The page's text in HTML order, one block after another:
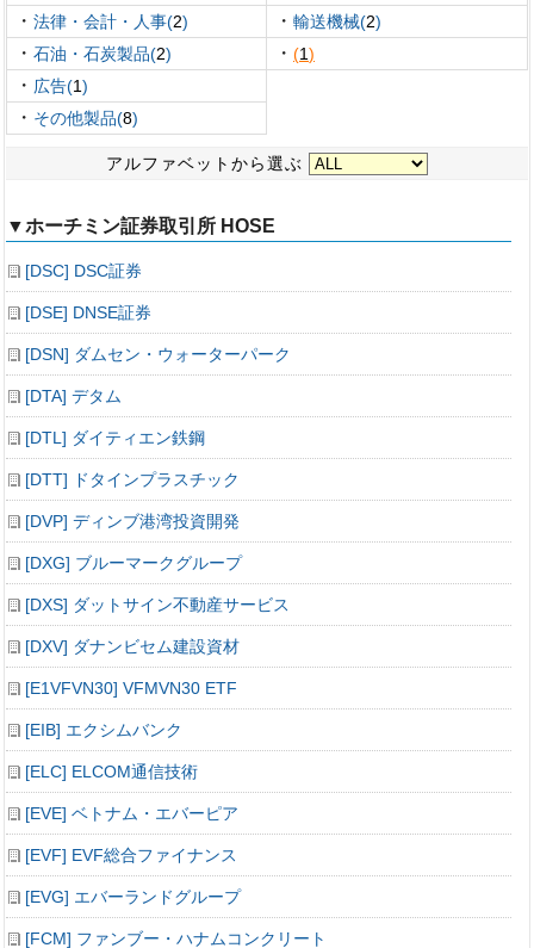
・ 法律・会計・人事(2) ・ 輸送機械(2)
・ 石油・石炭製品(2) ・ (1)
・ 広告(1)
・ その他製品(8)
アルファベットから選ぶ
▼ホーチミン証券取引所 HOSE
[DSC] DSC証券
[DSE] DNSE証券
[DSN] ダムセン・ウォーターパーク
[DTA] デタム
[DTL] ダイティエン鉄鋼
[DTT] ドタインプラスチック
[DVP] ディンブ港湾投資開発
[DXG] ブルーマークグループ
[DXS] ダットサイン不動産サービス
[DXV] ダナンビセム建設資材
[E1VFVN30] VFMVN30 ETF
[EIB] エクシムバンク
[ELC] ELCOM通信技術
[EVE] ベトナム・エバーピア
[EVF] EVF総合ファイナンス
[EVG] エバーランドグループ
[FCM] ファンブー・ハナムコンクリート